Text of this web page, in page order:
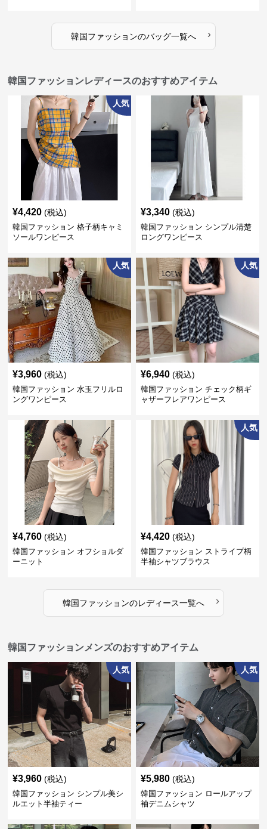
韓国ファッションのバッグ一覧へ ›
韓国ファッションレディースのおすすめアイテム
人気
¥4,420 (税込)
韓国ファッション 格子柄キャミ
ソールワンピース
¥3,340 (税込)
韓国ファッション シンプル清楚
ロングワンピース
人気
¥3,960 (税込)
韓国ファッション 水玉フリルロ
ングワンピース
人気
¥6,940 (税込)
韓国ファッション チェック柄ギ
ャザーフレアワンピース
¥4,760 (税込)
韓国ファッション オフショルダ
ーニット
人気
¥4,420 (税込)
韓国ファッション ストライプ柄
半袖シャツブラウス
韓国ファッションのレディース一覧へ ›
韓国ファッションメンズのおすすめアイテム
人気
¥3,960 (税込)
韓国ファッション シンプル美シ
ルエット半袖ティー
人気
¥5,980 (税込)
韓国ファッション ロールアップ
袖デニムシャツ